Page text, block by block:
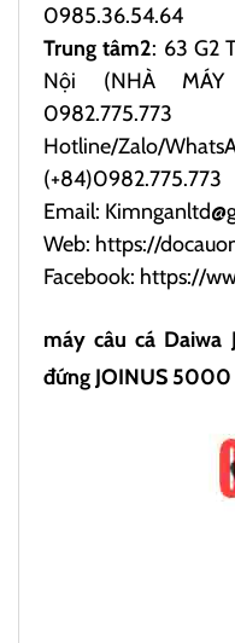
0985.36.54.64
Trung tâm2: 63 G2
Nội (NHÀ MÁY
0982.775.773
Hotline/Zalo/
(+84)0982.775.773
Email:
Web: https://
Facebook: https://
máy câu cá
đứng JOINUS 5000